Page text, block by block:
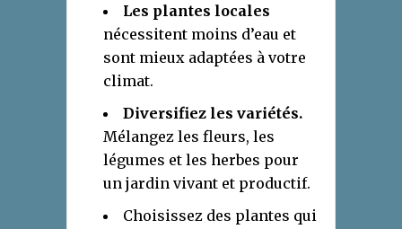
Les plantes locales
nécessitent moins d’eau et
sont mieux adaptées à votre
climat.
Diversifiez les variétés.
Mélangez les fleurs, les
légumes et les herbes pour
un jardin vivant et productif.
Choisissez des plantes qui